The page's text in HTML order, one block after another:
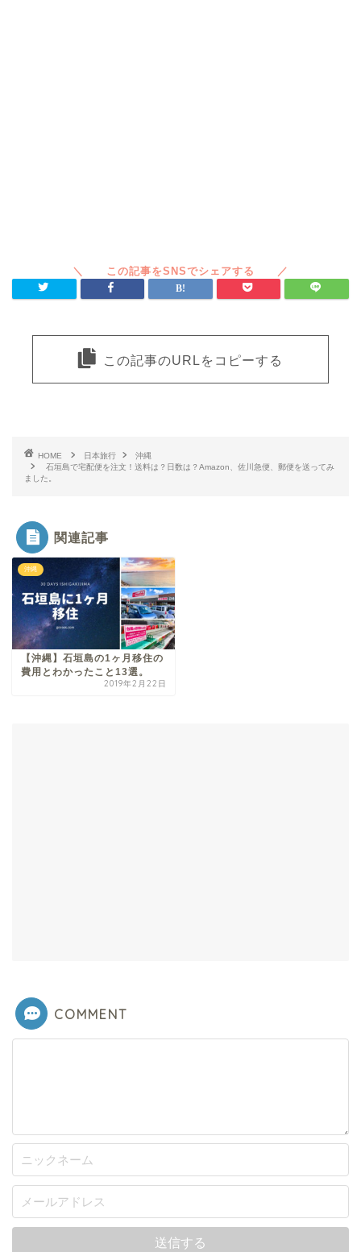
この記事のURLをコピーする
HOME 日本旅行
沖縄
石垣島で宅配便を注文！送料は？日数は？Amazon、佐川急便、郵便を送ってみ
ました。
関連記事
沖縄
【沖縄】石垣島の1ヶ月移住の
費用とわかったこと13選。
2019年2月22日
COMMENT